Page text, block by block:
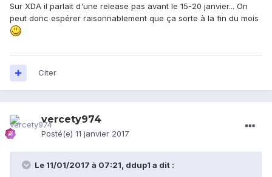
Sur XDA il parlait d'une release pas avant le 15-20 janvier... On
peut donc espérer raisonnablement que ça sorte à la fin du mois
Citer
vercety974
Posté(e) 11 janvier 2017
Le 11/01/2017 à 07:21, ddup1 a dit :